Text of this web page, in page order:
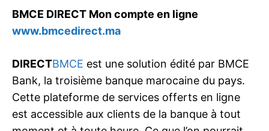
BMCE DIRECT Mon compte en ligne
www.bmcedirect.ma
DIRECTBMCE est une solution édité par BMCE
Bank, la troisième banque marocaine du pays.
Cette plateforme de services offerts en ligne
est accessible aux clients de la banque à tout